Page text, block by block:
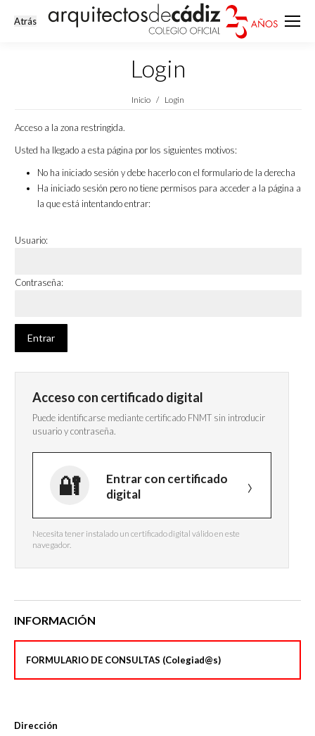
Login
Estás aquí:
Inicio Login
Acceso a la zona restringida.
Usted ha llegado a esta página por los siguientes motivos:
No ha iniciado sesión y debe hacerlo con el formulario de la derecha
Ha iniciado sesión pero no tiene permisos para acceder a la página a
la que está intentando entrar:
Usuario:
Contraseña:
Acceso con certificado digital
Puede identificarse mediante certificado FNMT sin introducir
usuario y contraseña.
Entrar con certificado
digital
Necesita tener instalado un certificado digital válido en este
navegador.
INFORMACIÓN
FORMULARIO DE CONSULTAS (Colegiad@s)
Dirección